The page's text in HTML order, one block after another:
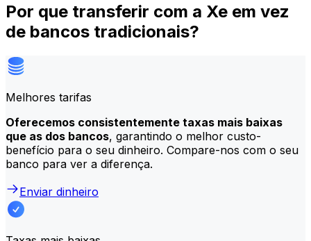
Por que transferir com a Xe em vez
de bancos tradicionais?
Melhores tarifas
Oferecemos consistentemente taxas mais baixas
que as dos bancos, garantindo o melhor custo-
benefício para o seu dinheiro. Compare-nos com o seu
banco para ver a diferença.
Enviar dinheiro